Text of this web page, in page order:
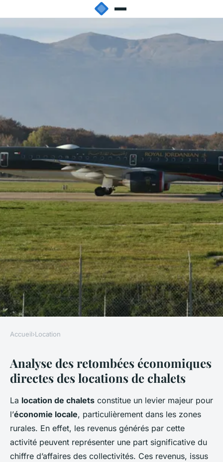
Impact des Locations de
Chalets sur l'Économie Locale
: Une Analyse Révélatrice
Clémence 12 juin 2025 • 8 min de lecture
Accueil›Location
Analyse des retombées économiques
directes des locations de chalets
La location de chalets constitue un levier majeur pour
l’économie locale, particulièrement dans les zones
rurales. En effet, les revenus générés par cette
activité peuvent représenter une part significative du
chiffre d’affaires des collectivités. Ces revenus, issus